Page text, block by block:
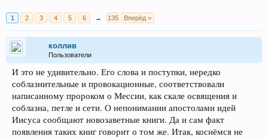
1 2 3 4 5 6 → 135 Вперёд >
коллив
Пользователи
И это не удивительно. Его слова и поступки, нередко
соблазнительные и провокационные, соответствовали
написанному пророком о Мессии, как скале освящения и
соблазна, петле и сети. О непонимании апостолами идей
Иисуса сообщают новозаветные книги. Да и сам факт
появления таких книг говорит о том же. Итак, коснёмся не